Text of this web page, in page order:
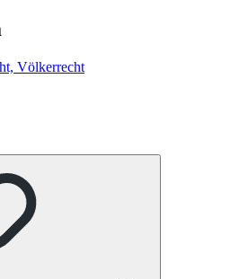
Völkerrecht